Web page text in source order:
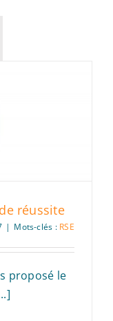
réussite
| Mots-clés : RSE
proposé le